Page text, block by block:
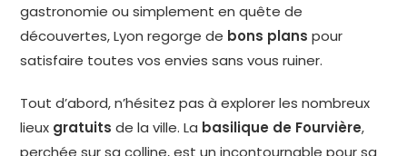
gastronomie ou simplement en quête de
découvertes, Lyon regorge de bons plans pour
satisfaire toutes vos envies sans vous ruiner.
Tout d’abord, n’hésitez pas à explorer les nombreux
lieux gratuits de la ville. La basilique de Fourvière,
perchée sur sa colline, est un incontournable pour sa